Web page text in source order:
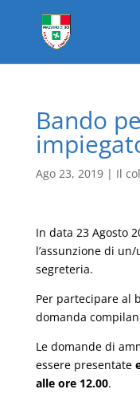
Bando
Ago 23, 2019| Il
In data 23 Agosto
l’assunzione di
segreteria.
Per partecipare al
domanda
Le domande di
essere presentate
alle ore 12.00.